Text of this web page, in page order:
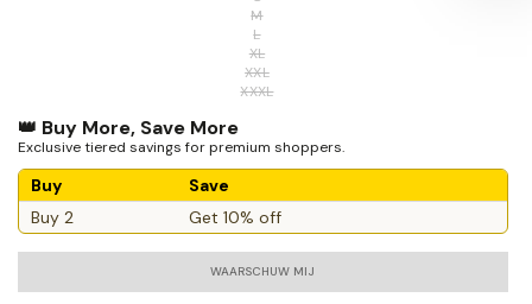
M
L
XL
XXL
XXXL
👑 Buy More, Save More
Exclusive tiered savings for premium shoppers.
Buy
Save
Buy 2
Get 10% off
WAARSCHUW MIJ